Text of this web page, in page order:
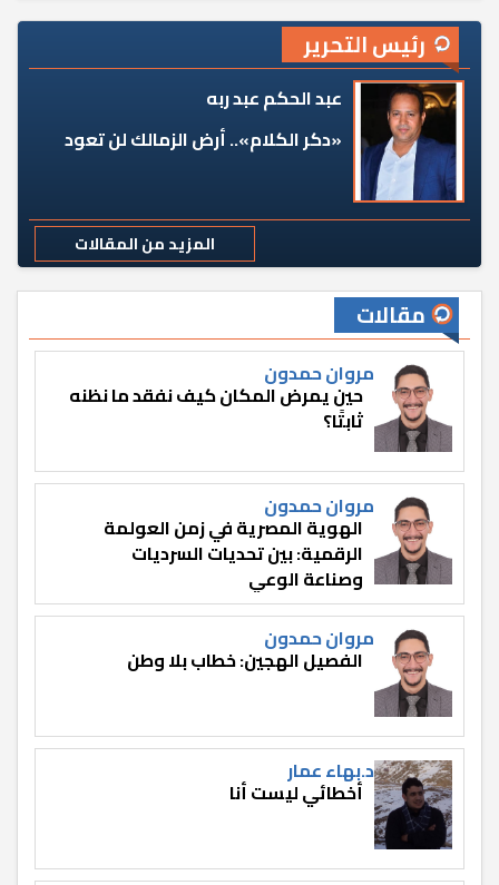
رئيس التحرير
عبد الحكم عبد ربه
«دكر الكلام».. أرض الزمالك لن تعود
المزيد من المقالات
مقالات
مروان حمدون
حين يمرض المكان كيف نفقد ما نظنه
ثابتًا؟
مروان حمدون
الهوية المصرية في زمن العولمة
الرقمية: بين تحديات السرديات
وصناعة الوعي
مروان حمدون
الفصيل الهجين: خطاب بلا وطن
د.بهاء عمار
أخطائي ليست أنا